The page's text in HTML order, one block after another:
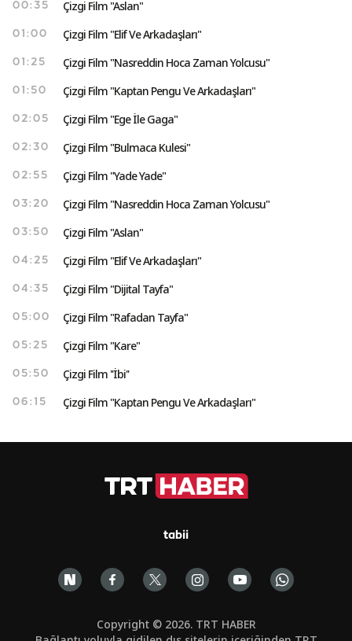
00:35 Çizgi Film "Aslan"
01:00 Çizgi Film "Elif Ve Arkadaşları"
01:25 Çizgi Film "Nasreddin Hoca Zaman Yolcusu"
01:50 Çizgi Film "Kaptan Pengu Ve Arkadaşları"
02:05 Çizgi Film "Ege İle Gaga"
02:30 Çizgi Film "Bulmaca Kulesi"
02:55 Çizgi Film "Yade Yade"
03:20 Çizgi Film "Nasreddin Hoca Zaman Yolcusu"
03:50 Çizgi Film "Aslan"
04:25 Çizgi Film "Elif Ve Arkadaşları"
04:35 Çizgi Film "Dijital Tayfa"
05:00 Çizgi Film "Rafadan Tayfa"
05:25 Çizgi Film "Kare"
05:50 Çizgi Film ''İbi''
06:15 Çizgi Film "Kaptan Pengu Ve Arkadaşları"
tabii
Copyright © 2026. TRT HABER